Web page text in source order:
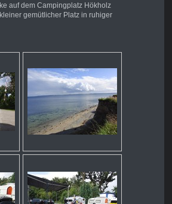
auf dem Campingplatz Hökholz
gemütlicher Platz in ruhiger